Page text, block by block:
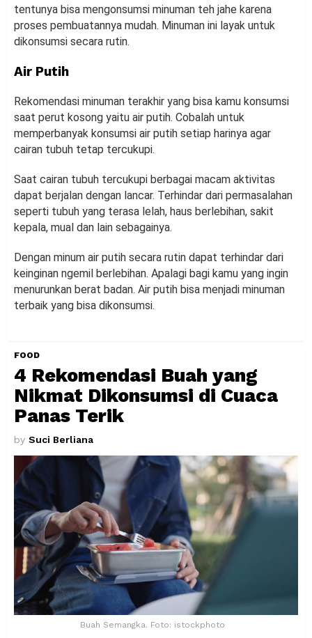
tentunya bisa mengonsumsi minuman teh jahe karena
proses pembuatannya mudah. Minuman ini layak untuk
dikonsumsi secara rutin.
Air Putih
Rekomendasi minuman terakhir yang bisa kamu konsumsi
saat perut kosong yaitu air putih. Cobalah untuk
memperbanyak konsumsi air putih setiap harinya agar
cairan tubuh tetap tercukupi.
Saat cairan tubuh tercukupi berbagai macam aktivitas
dapat berjalan dengan lancar. Terhindar dari permasalahan
seperti tubuh yang terasa lelah, haus berlebihan, sakit
kepala, mual dan lain sebagainya.
Dengan minum air putih secara rutin dapat terhindar dari
keinginan ngemil berlebihan. Apalagi bagi kamu yang ingin
menurunkan berat badan. Air putih bisa menjadi minuman
terbaik yang bisa dikonsumsi.
FOOD
4 Rekomendasi Buah yang
Nikmat Dikonsumsi di Cuaca
Panas Terik
by Suci Berliana
Buah Semangka. Foto: istockphoto